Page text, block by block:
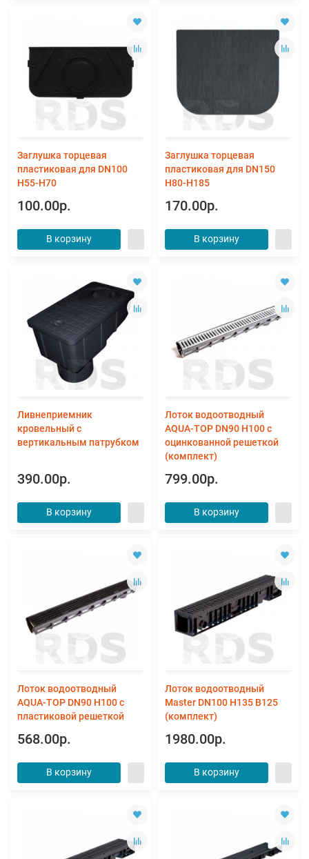
Заглушка торцевая
пластиковая для DN100
H55-H70
100.00р.
В корзину
Заглушка торцевая
пластиковая для DN150
H80-H185
170.00р.
В корзину
Ливнеприемник
кровельный с
вертикальным патрубком
390.00р.
В корзину
Лоток водоотводный
AQUA-TOP DN90 H100 с
оцинкованной решеткой
(комплект)
799.00р.
В корзину
Лоток водоотводный
AQUA-TOP DN90 H100 с
пластиковой решеткой
568.00р.
В корзину
Лоток водоотводный
Master DN100 H135 B125
(комплект)
1980.00р.
В корзину